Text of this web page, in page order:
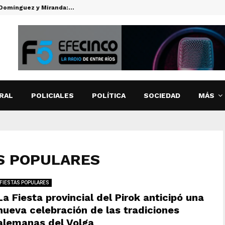
y Miranda:…
POLICIALES POLÍTICA SOCIEDAD MÁS
POPULARES
FIESTAS POPULARES
Fiesta provincial del Pirok anticipó una
celebración de las tradiciones
del Volga